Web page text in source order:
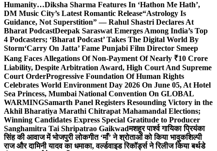
Humanity…Diksha Sharma Features In ‘Hathon Me Hath’,
DM Music City’s Latest Romantic Release“Astrology Is
Guidance, Not Superstition” — Rahul Shastri Declares At
Bharat PodcastDeepak Saraswat Emerges Among India’s Top
4 Podcasters; ‘Bharat Podcast’ Takes The Digital World By
Storm‘Carry On Jatta’ Fame Punjabi Film Director Smeep
Kang Faces Allegations Of Non-Payment Of Nearly ₹10 Crore
Liability, Despite Arbitration Award, High Court And Supreme
Court OrderProgressive Foundation Of Human Rights
Celebrates World Environment Day 2026 On June 05, At Hotel
Sea Princess, Mumbai National Convention On GLOBAL
WARMINGSamarth Panel Registers Resounding Victory in the
Akhil Bharatiya Marathi Chitrapat Mahamandal Elections;
Winning Candidates Express Special Gratitude to Producer
Sanghamitra Tai Shripatrao Gaikwadमशहूर पार्श्व गायिका प्रियंका
सिंह की आवाज में भोजपुरी लोकगीत ‘माँ’ ने श्रोताओं को किया भावुकशिल्पी
राज और दामिनी यादव का धमाका, वर्ल्डवाइड रिकॉर्ड्स ने रिलीज किया बर्थडे